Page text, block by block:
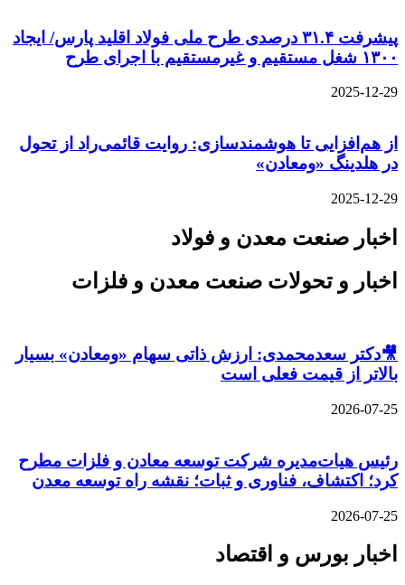
پیشرفت ۳۱.۴ درصدی طرح ملی فولاد اقلید پارس/ ایجاد
۱۳۰۰ شغل مستقیم و غیرمستقیم با اجرای طرح
2025-12-29
از هم‌افزایی تا هوشمندسازی: روایت قائمی‌راد از تحول
در هلدینگ «ومعادن»
2025-12-29
اخبار صنعت معدن و فولاد
اخبار و تحولات صنعت معدن و فلزات
🎥دکتر سعدمحمدی: ارزش ذاتی سهام «ومعادن» بسیار
بالاتر از قیمت فعلی است
2026-07-25
رئیس هیات‌مدیره شرکت توسعه معادن و فلزات مطرح
کرد؛ اکتشاف، فناوری و ثبات؛ نقشه راه توسعه معدن
2026-07-25
اخبار بورس و اقتصاد